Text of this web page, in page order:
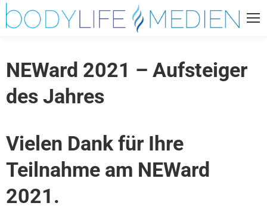
NEWard 2021 – Aufsteiger
des Jahres
Vielen Dank für Ihre
Teilnahme am NEWard
2021.